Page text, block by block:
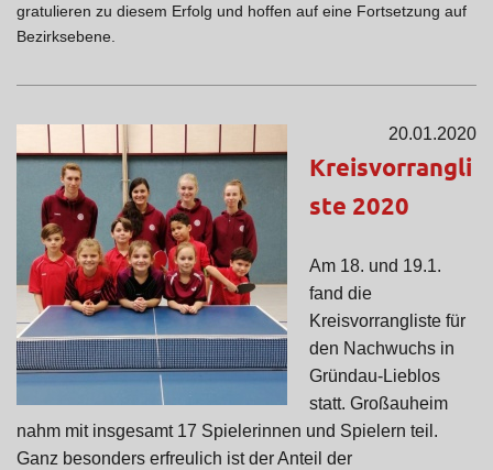
gratulieren zu diesem Erfolg und hoffen auf eine Fortsetzung auf
Bezirksebene.
20.01.2020
Kreisvorrangli
ste 2020
Am 18. und 19.1.
fand die
Kreisvorrangliste für
den Nachwuchs in
Gründau-Lieblos
statt. Großauheim
nahm mit insgesamt 17 Spielerinnen und Spielern teil.
Ganz besonders erfreulich ist der Anteil der